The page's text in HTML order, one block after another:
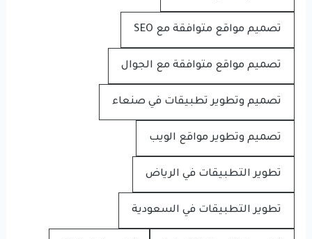
تصميم مواقع متوافقة مع SEO
تصميم مواقع متوافقة مع الجوال
تصميم وتطوير تطبيقات في صنعاء
تصميم وتطوير مواقع الويب
تطوير التطبيقات في الرياض
تطوير التطبيقات في السعودية